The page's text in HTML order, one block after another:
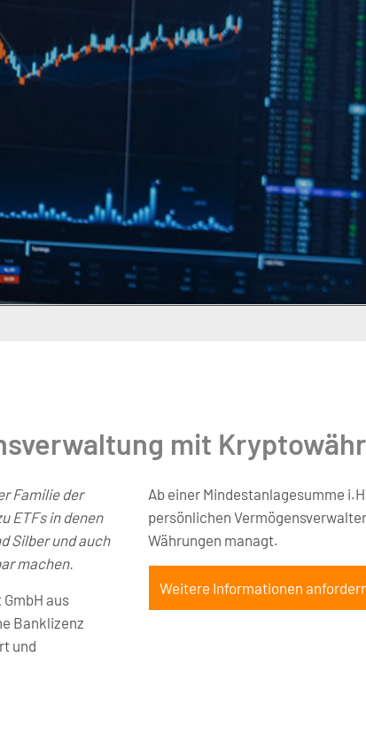
mit
Familie der
ETFs in denen
Silber und auch
machen.
aus
Banklizenz
und
Ab einer Mindestanlagesumme
persönlichen
Währungen managt.
Weitere Informationen